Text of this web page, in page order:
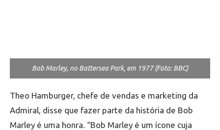
Bob Marley, no Battersea Park, em 1977 (Foto: BBC)
Theo Hamburger, chefe de vendas e marketing da
Admiral, disse que fazer parte da história de Bob
Marley é uma honra. “Bob Marley é um ícone cuja